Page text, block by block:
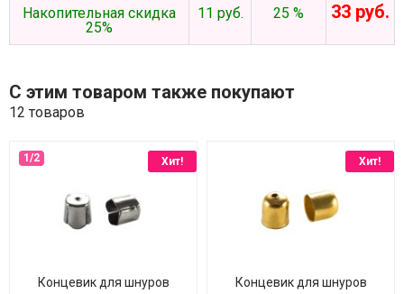
Накопительная скидка
25%
11 руб. 25 % 33 руб.
С этим товаром также покупают
12 товаров
Хит!
Концевик для шнуров
Хит!
Концевик для шнуров